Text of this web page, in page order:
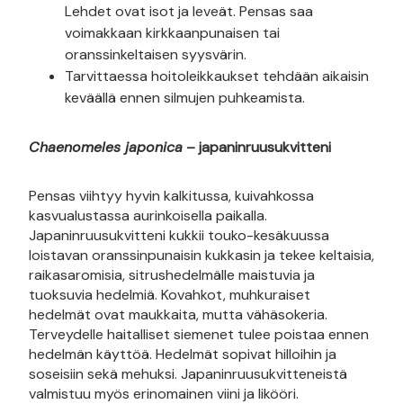
Lehdet ovat isot ja leveät. Pensas saa
voimakkaan kirkkaanpunaisen tai
oranssinkeltaisen syysvärin.
Tarvittaessa hoitoleikkaukset tehdään aikaisin
keväällä ennen silmujen puhkeamista.
Chaenomeles japonica – japaninruusukvitteni
Pensas viihtyy hyvin kalkitussa, kuivahkossa
kasvualustassa aurinkoisella paikalla.
Japaninruusukvitteni kukkii touko-kesäkuussa
loistavan oranssinpunaisin kukkasin ja tekee keltaisia,
raikasaromisia, sitrushedelmälle maistuvia ja
tuoksuvia hedelmiä. Kovahkot, muhkuraiset
hedelmät ovat maukkaita, mutta vähäsokeria.
Terveydelle haitalliset siemenet tulee poistaa ennen
hedelmän käyttöä. Hedelmät sopivat hilloihin ja
soseisiin sekä mehuksi. Japaninruusukvitteneistä
valmistuu myös erinomainen viini ja likööri.